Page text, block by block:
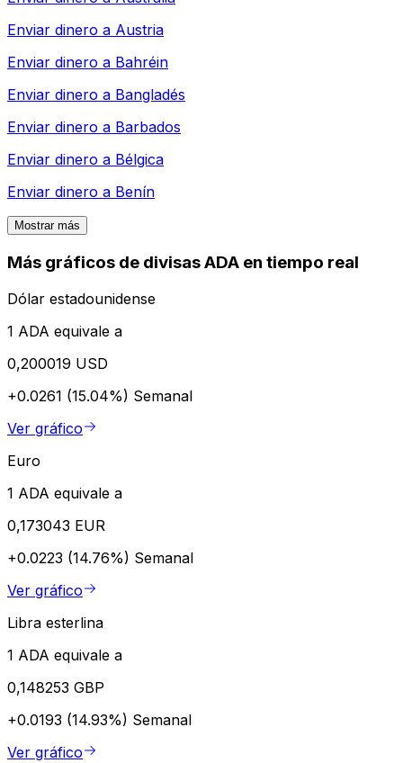
Enviar dinero a Austria
Enviar dinero a Bahréin
Enviar dinero a Bangladés
Enviar dinero a Barbados
Enviar dinero a Bélgica
Enviar dinero a Benín
Mostrar más
Más gráficos de divisas ADA en tiempo real
Dólar estadounidense
1 ADA equivale a
0,200019 USD
+0.0261 (15.04%) Semanal
Ver gráfico
Euro
1 ADA equivale a
0,173043 EUR
+0.0223 (14.76%) Semanal
Ver gráfico
Libra esterlina
1 ADA equivale a
0,148253 GBP
+0.0193 (14.93%) Semanal
Ver gráfico